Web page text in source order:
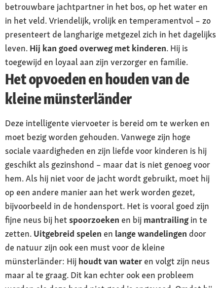
betrouwbare jachtpartner in het bos, op het water en
in het veld. Vriendelijk, vrolijk en temperamentvol – zo
presenteert de langharige metgezel zich in het dagelijks
leven. Hij kan goed overweg met kinderen. Hij is
toegewijd en loyaal aan zijn verzorger en familie.
Het opvoeden en houden van de
kleine münsterländer
Deze intelligente viervoeter is bereid om te werken en
moet bezig worden gehouden. Vanwege zijn hoge
sociale vaardigheden en zijn liefde voor kinderen is hij
geschikt als gezinshond – maar dat is niet genoeg voor
hem. Als hij niet voor de jacht wordt gebruikt, moet hij
op een andere manier aan het werk worden gezet,
bijvoorbeeld in de hondensport. Het is vooral goed zijn
fijne neus bij het spoorzoeken en bij mantrailing in te
zetten. Uitgebreid spelen en lange wandelingen door
de natuur zijn ook een must voor de kleine
münsterländer: Hij houdt van water en volgt zijn neus
maar al te graag. Dit kan echter ook een probleem